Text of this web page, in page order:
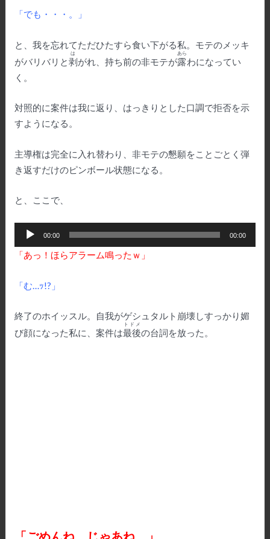
「でも・・・。」
と、我を忘れてただひたすら食い下がる私。モテのメッキ
がバリバリと剥
は
がれ、持ち前の非モテが露
あら
わになってい
く。
対照的に案件は我に返り、はっきりとした口調で拒否を示
すようになる。
主導権は完全に入れ替わり、非モテの懇願をことごとく弾
き返すだけのピンボール状態になる。
と、ここで、
プ
ー
ー
00:00 00:00
「あっ！ほらアラーム鳴ったｗ」
「む…ｯ!?」
終了のホイッスル。自我がゲシュタルト崩壊しすっかり媚
び顔になった私に、案件は最後
トドメ
の台詞を放った。